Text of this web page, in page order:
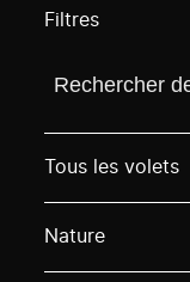
Filtres
Trouvez un
Tous les volets
Nature